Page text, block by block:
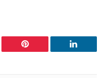
Pinterest LinkedIn